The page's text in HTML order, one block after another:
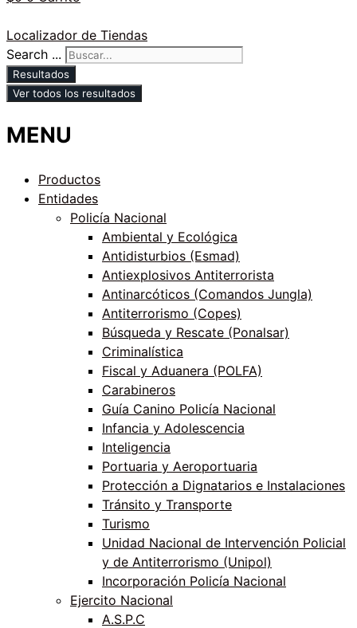
Localizador de Tiendas
Search ...
Resultados
Ver todos los resultados
MENU
Productos
Entidades
Policía Nacional
Ambiental y Ecológica
Antidisturbios (Esmad)
Antiexplosivos Antiterrorista
Antinarcóticos (Comandos Jungla)
Antiterrorismo (Copes)
Búsqueda y Rescate (Ponalsar)
Criminalística
Fiscal y Aduanera (POLFA)
Carabineros
Guía Canino Policía Nacional
Infancia y Adolescencia
Inteligencia
Portuaria y Aeroportuaria
Protección a Dignatarios e Instalaciones
Tránsito y Transporte
Turismo
Unidad Nacional de Intervención Policial
y de Antiterrorismo (Unipol)
Incorporación Policía Nacional
Ejercito Nacional
A.S.P.C